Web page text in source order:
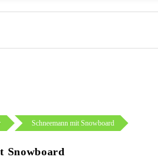
Schneemann mit Snowboard
Snowboard